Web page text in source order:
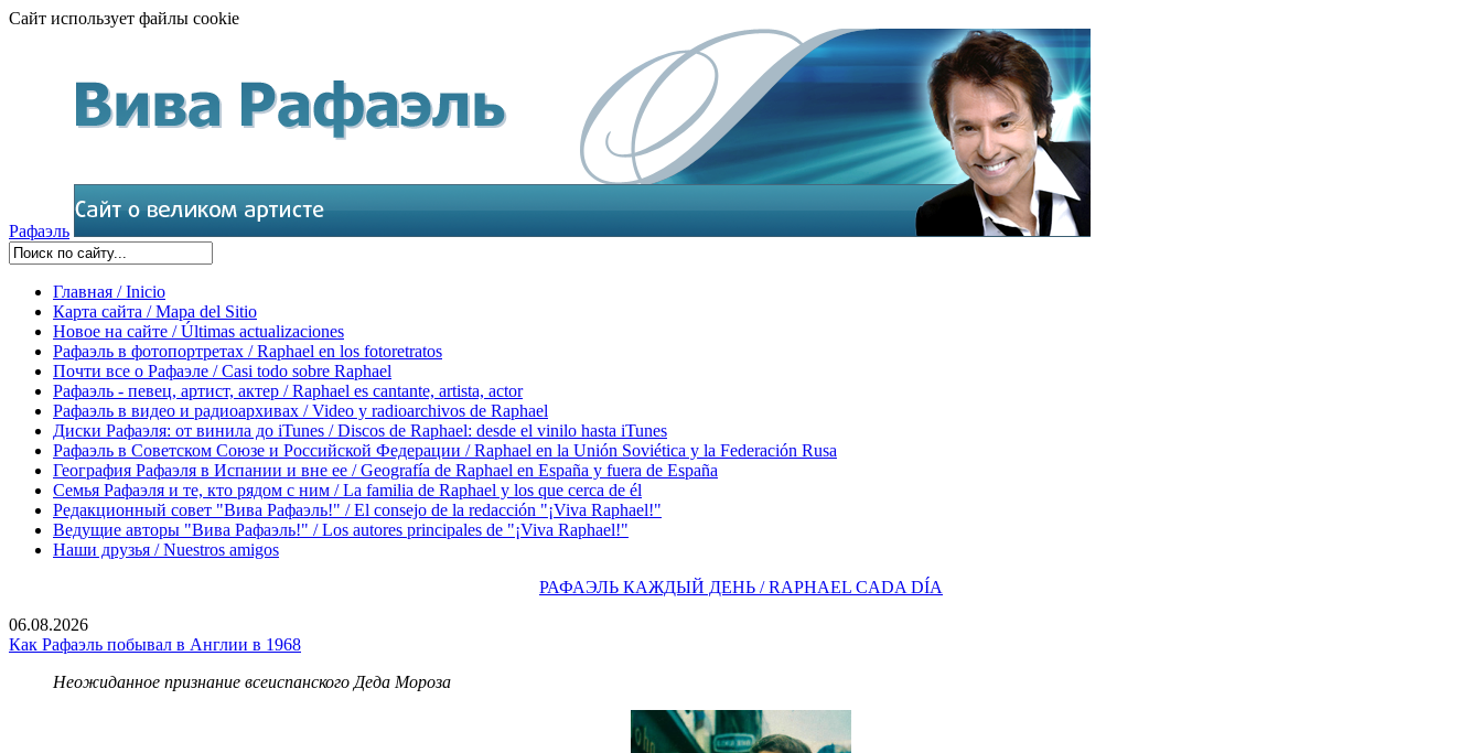
Сайт использует файлы cookie
Рафаэль
Главная / Inicio
Карта сайта / Mapa del Sitio
Новое на сайте / Últimas actualizaciones
Рафаэль в фотопортретах / Raphael en los fotoretratos
Почти все о Рафаэле / Casi todo sobre Raphael
Рафаэль - певец, артист, актер / Raphael es cantante, artista, actor
Рафаэль в видео и радиоархивах / Video y radioarchivos de Raphael
Диски Рафаэля: от винила до iTunes / Discos de Raphael: desde el vinilo hasta iTunes
Рафаэль в Советском Союзе и Российской Федерации / Raphael en la Unión Soviética y la Federación Rusa
География Рафаэля в Испании и вне ее / Geografía de Raphael en España y fuera de España
Семья Рафаэля и те, кто рядом с ним / La familia de Raphael y los que cerca de él
Редакционный совет "Вива Рафаэль!" / El consejo de la redacción "¡Viva Raphael!"
Ведущие авторы "Вива Рафаэль!" / Los autores principales de "¡Viva Raphael!"
Наши друзья / Nuestros amigos
РАФАЭЛЬ КАЖДЫЙ ДЕНЬ / RAPHAEL CADA DÍA
06.08.2026
Как Рафаэль побывал в Англии в 1968
Неожиданное признание всеиспанского Деда Мороза